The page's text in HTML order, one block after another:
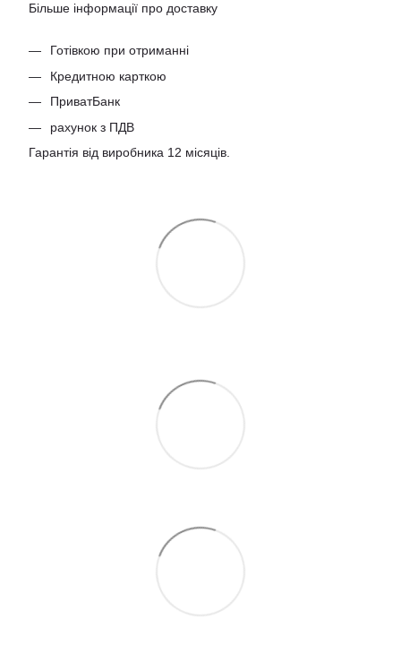
Більше інформації про доставку
Готівкою при отриманні
Кредитною карткою
ПриватБанк
рахунок з ПДВ
Гарантія від виробника 12 місяців.